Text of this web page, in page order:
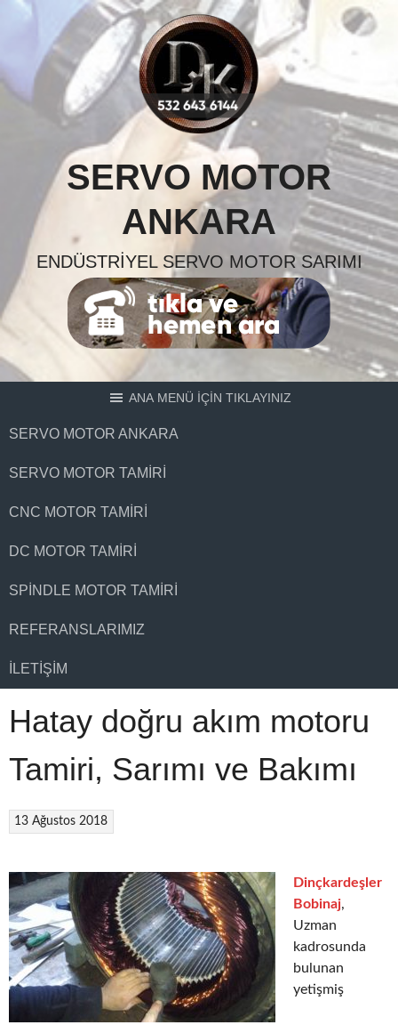
Skip
content
SERVO MOTOR
ANKARA
ENDÜSTRIYEL SERVO MOTOR SARIMI
ANA MENÜ İÇİN TIKLAYINIZ
SERVO MOTOR ANKARA
SERVO MOTOR TAMIRI
CNC MOTOR TAMIRI
DC MOTOR TAMIRI
SPINDLE MOTOR TAMIRI
REFERANSLARIMIZ
İLETIŞIM
Hatay doğru akım motoru
Tamiri, Sarımı ve Bakımı
13 Ağustos 2018
Dinçkardeşler
Bobinaj,
Uzman
kadrosunda
bulunan
yetişmiş